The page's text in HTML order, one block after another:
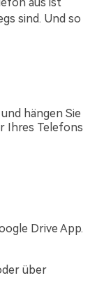
aus ist
sind. Und so
hängen Sie
Ihres Telefons
Drive App.
über